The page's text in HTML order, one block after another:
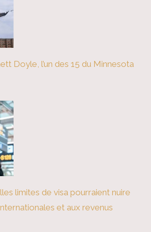
Doyle, l’un des 15 du Minnesota
limites de visa pourraient nuire
et aux revenus